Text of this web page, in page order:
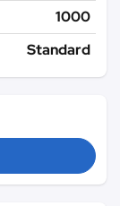
1000
Standard